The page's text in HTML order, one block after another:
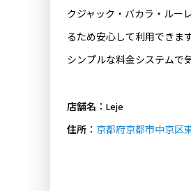
クジャック・バカラ・ルー
るため安心して利用できます
シンプルな料金システムで
店舗名 ：Leje
住所 ： 京都府京都市中京区